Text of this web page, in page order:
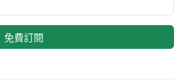
免費訂閱